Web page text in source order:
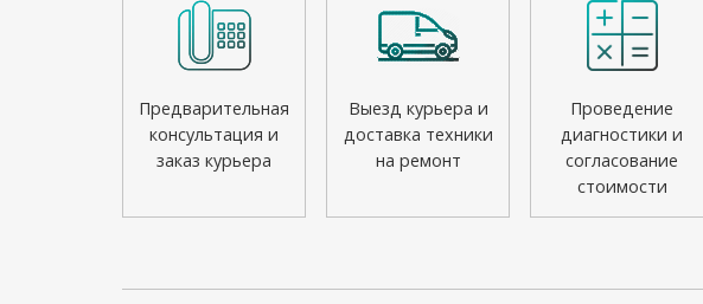
Предварительная
консультация и
заказ курьера
Выезд курьера и
доставка техники
на ремонт
Проведение
диагностики и
согласование
стоимости